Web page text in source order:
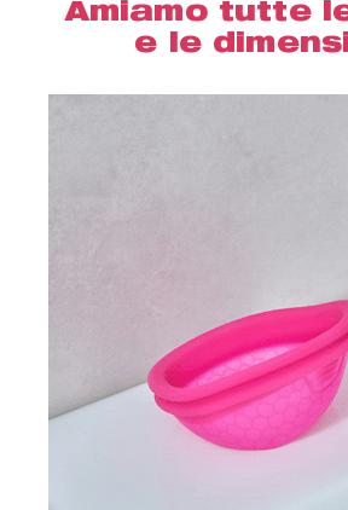
Amiamo tutte
e le